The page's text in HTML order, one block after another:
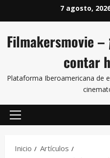
7 agosto,
Filmakersmovie –
contar
Plataforma Iberoamericana de
Inicio
Artículos